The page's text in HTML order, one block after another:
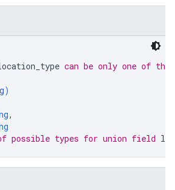
can be only one of
)
,
possible types for union field